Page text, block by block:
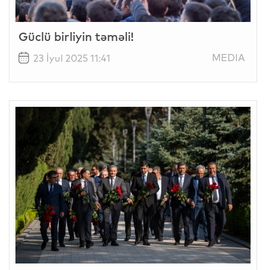
Güclü birliyin təməli!
23 İyul 2025 11:41 MEDIA